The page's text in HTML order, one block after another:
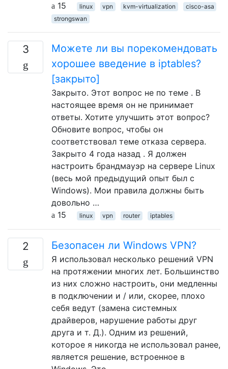
15
linux vpn kvm-virtualization
cisco-asa
strongswan
3
Можете ли вы порекомендовать
хорошее введение в iptables?
[закрыто]
Закрыто. Этот вопрос не по теме . В
настоящее время он не принимает
ответы. Хотите улучшить этот вопрос?
Обновите вопрос, чтобы он
соответствовал теме отказа сервера.
Закрыто 4 года назад . Я должен
настроить брандмауэр на сервере Linux
(весь мой предыдущий опыт был с
Windows). Мои правила должны быть
довольно …
15
linux vpn router iptables
2 Безопасен ли Windows VPN?
Я использовал несколько решений VPN
на протяжении многих лет. Большинство
из них сложно настроить, они медленны
в подключении и / или, скорее, плохо
себя ведут (замена системных
драйверов, нарушение работы друг
друга и т. Д.). Одним из решений,
которое я никогда не использовал ранее,
является решение, встроенное в